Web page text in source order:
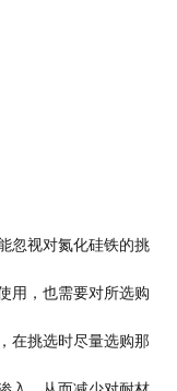
视对氮化硅铁的挑
用，也需要对所选购
在挑选时尽量选购那